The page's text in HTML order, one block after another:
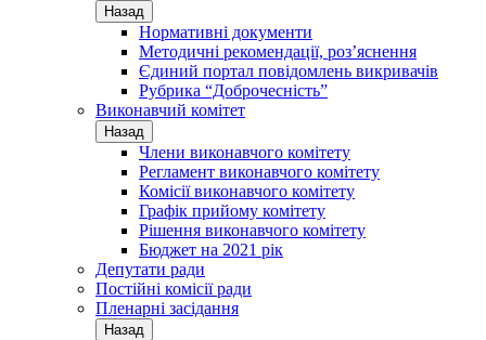
Назад
Нормативні документи
Методичні рекомендації, роз’яснення
Єдиний портал повідомлень викривачів
Рубрика “Доброчесність”
Виконавчий комітет
Назад
Члени виконавчого комітету
Регламент виконавчого комітету
Комісії виконавчого комітету
Графік прийому комітету
Рішення виконавчого комітету
Бюджет на 2021 рік
Депутати ради
Постійні комісії ради
Пленарні засідання
Назад